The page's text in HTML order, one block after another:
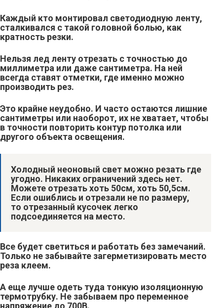
Каждый кто монтировал светодиодную ленту,
сталкивался с такой головной болью, как
кратность резки.
Нельзя лед ленту отрезать с точностью до
миллиметра или даже сантиметра. На ней
всегда ставят отметки, где именно можно
производить рез.
Это крайне неудобно. И часто остаются лишние
сантиметры или наоборот, их не хватает, чтобы
в точности повторить контур потолка или
другого объекта освещения.
Холодный неоновый свет можно резать где
угодно. Никаких ограничений здесь нет.
Можете отрезать хоть 50см, хоть 50,5см.
Если ошиблись и отрезали не по размеру,
то отрезанный кусочек легко
подсоединяется на место.
Все будет светиться и работать без замечаний.
Только не забывайте загерметизировать место
реза клеем.
А еще лучше одеть туда тонкую изоляционную
термотрубку. Не забываем про переменное
напряжение до 700В.